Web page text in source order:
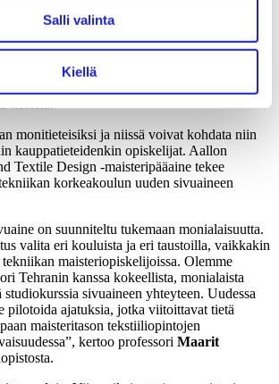
Salli valinta
Kiellä
korkeakouluun palkattiin professori
tekstiilikemian kurssien opettamisen jo
ja uusi tekstiilikemian lyhyt sivuaine (25 op)
Se tulee pitämään sisällään kurssit
värjäämisestä, tekstiilien viimeistyksestä
kurssia.
monitieteisiksi ja niissä voivat kohdata niin
kauppatieteidenkin opiskelijat. Aallon
Textile Design -maisteripääaine tekee
korkeakoulun uuden sivuaineen
on suunniteltu tukemaan monialaisuutta.
valita eri kouluista ja eri taustoilla, vaikkakin
maisteriopiskelijoissa. Olemme
Tehranin kanssa kokeellista, monialaista
studiokurssia sivuaineen yhteyteen. Uudessa
pilotoida ajatuksia, jotka viitoittavat tietä
maisteritason tekstiiliopintojen
kertoo professori Maarit